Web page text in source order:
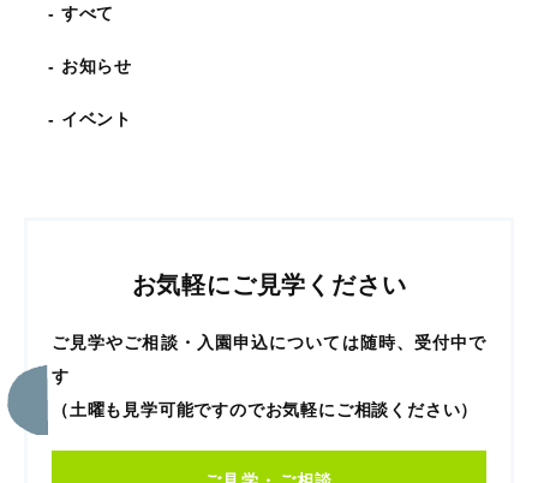
すべて
お知らせ
イベント
お気軽にご見学ください
ご見学やご相談・入園申込については随時、受付中で
す
（土曜も見学可能ですのでお気軽にご相談ください）